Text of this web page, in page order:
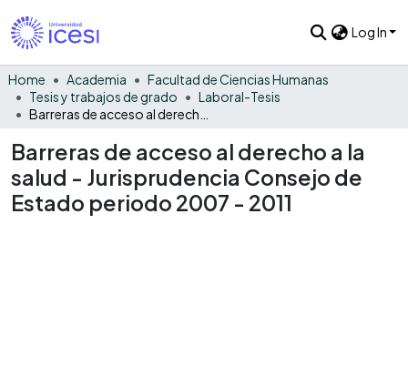
Log In
Home Academia
Facultad de Ciencias Humanas
Tesis y trabajos de grado
Laboral-Tesis
Barreras de acceso al derecho a la
salud - Jurisprudencia Consejo de
Estado periodo 2007 - 2011